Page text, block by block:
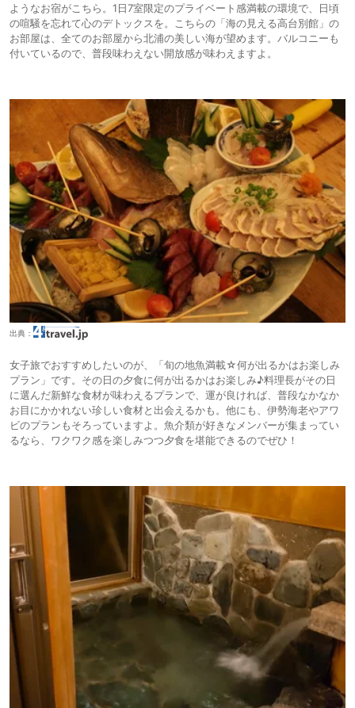
ようなお宿がこちら。1日7室限定のプライベート感満載の環境で、日頃
の喧騒を忘れて心のデトックスを。こちらの「海の見える高台別館」の
お部屋は、全てのお部屋から北浦の美しい海が望めます。バルコニーも
付いているので、普段味わえない開放感が味わえますよ。
出典：
女子旅でおすすめしたいのが、「旬の地魚満載☆何が出るかはお楽しみ
プラン」です。その日の夕食に何が出るかはお楽しみ♪料理長がその日
に選んだ新鮮な食材が味わえるプランで、運が良ければ、普段なかなか
お目にかかれない珍しい食材と出会えるかも。他にも、伊勢海老やアワ
ビのプランもそろっていますよ。魚介類が好きなメンバーが集まってい
るなら、ワクワク感を楽しみつつ夕食を堪能できるのでぜひ！